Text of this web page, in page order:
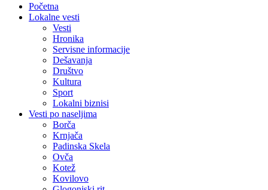
Početna
Lokalne vesti
Vesti
Hronika
Servisne informacije
Dešavanja
Društvo
Kultura
Sport
Lokalni biznisi
Vesti po naseljima
Borča
Krnjača
Padinska Skela
Ovča
Kotež
Kovilovo